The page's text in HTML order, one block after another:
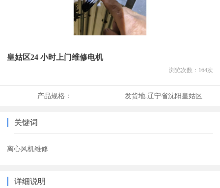
皇姑区24 小时上门维修电机
浏览次数： 164次
产品规格： 发货地:辽宁省沈阳皇姑区
关键词
离心风机维修
详细说明